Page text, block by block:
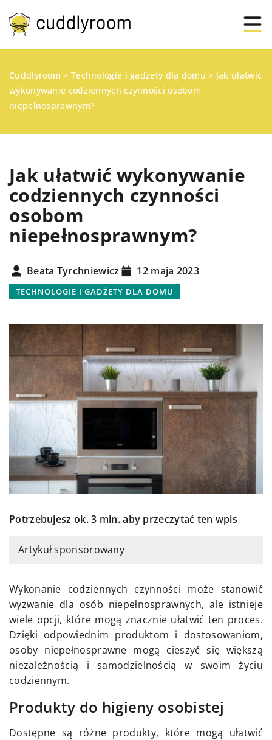
Cuddlyroom > Technologie i gadżety dla domu > Jak ułatwić
wykonywanie codziennych czynności osobom
niepełnosprawnym?
Jak ułatwić wykonywanie
codziennych czynności
osobom
niepełnosprawnym?
Beata Tyrchniewicz 12 maja 2023
TECHNOLOGIE I GADŻETY DLA DOMU
Potrzebujesz ok. 3 min. aby przeczytać ten wpis
Artykuł sponsorowany
Wykonanie codziennych czynności może stanowić
wyzwanie dla osób niepełnosprawnych, ale istnieje
wiele opcji, które mogą znacznie ułatwić ten proces.
Dzięki odpowiednim produktom i dostosowaniom,
osoby niepełnosprawne mogą cieszyć się większą
niezależnością i samodzielnością w swoim życiu
codziennym.
Produkty do higieny osobistej
Dostępne są różne produkty, które mogą ułatwić